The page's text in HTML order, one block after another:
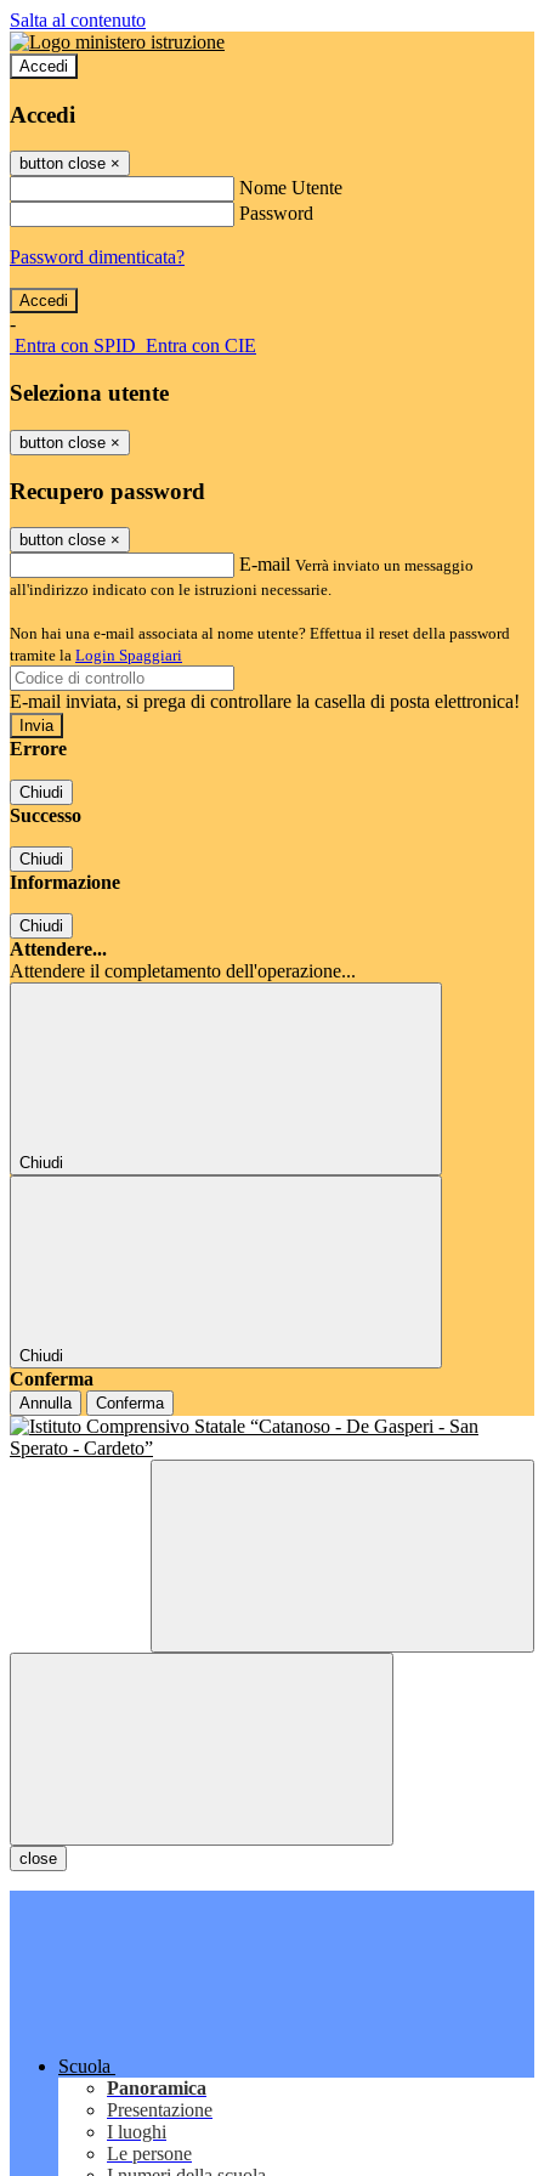
Salta al contenuto
Accedi
Accedi
button close ×
Nome Utente
Password
Password dimenticata?
-
Entra con SPID Entra con CIE
Seleziona utente
button close ×
Recupero password
button close ×
E-mail Verrà inviato un messaggio
all'indirizzo indicato con le istruzioni necessarie.
Non hai una e-mail associata al nome utente? Effettua il reset della password
tramite la Login Spaggiari
E-mail inviata, si prega di controllare la casella di posta elettronica!
Errore
Chiudi
Successo
Chiudi
Informazione
Chiudi
Attendere...
Attendere il completamento dell'operazione...
Chiudi
Chiudi
Conferma
Annulla Conferma
close
Scuola
Panoramica
Presentazione
I luoghi
Le persone